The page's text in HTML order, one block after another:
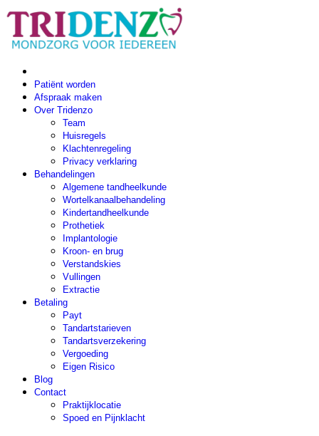
Patiënt worden
Afspraak maken
Over Tridenzo
Team
Huisregels
Klachtenregeling
Privacy verklaring
Behandelingen
Algemene tandheelkunde
Wortelkanaalbehandeling
Kindertandheelkunde
Prothetiek
Implantologie
Kroon- en brug
Verstandskies
Vullingen
Extractie
Betaling
Payt
Tandartstarieven
Tandartsverzekering
Vergoeding
Eigen Risico
Blog
Contact
Praktijklocatie
Spoed en Pijnklacht